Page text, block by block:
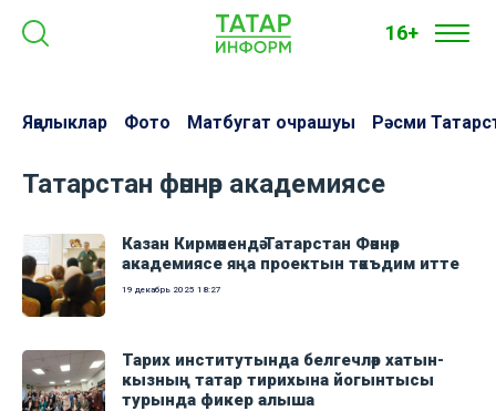
16+
Яңалыклар Фото Матбугат очрашуы Рәсми
Татарстан фәннәр академиясе
Казан Кирмәнендә Татарстан Фәннәр
академиясе яңа проектын тәкъдим итте
19 декабрь 2025 18:27
Тарих институтында белгечләр хатын-
кызның татар тирихына йогынтысы
турында фикер алыша